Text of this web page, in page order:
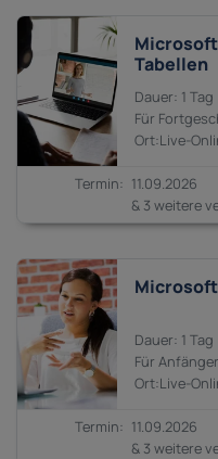
Tabellen
1 Tag
11.09.2026
& 3 weitere
Microsoft
1 Tag
11.09.2026
& 3 weitere